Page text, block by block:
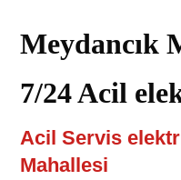
Meydancık
7/24 Acil
Acil Servis
Mahallesi